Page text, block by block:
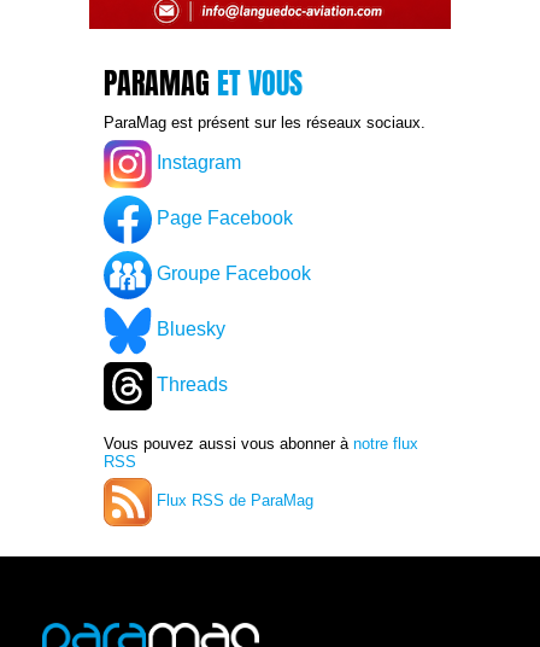
PARAMAG ET VOUS
ParaMag est présent sur les réseaux sociaux.
Instagram
Page Facebook
Groupe Facebook
Bluesky
Threads
Vous pouvez aussi vous abonner à notre flux
RSS
Flux RSS de ParaMag